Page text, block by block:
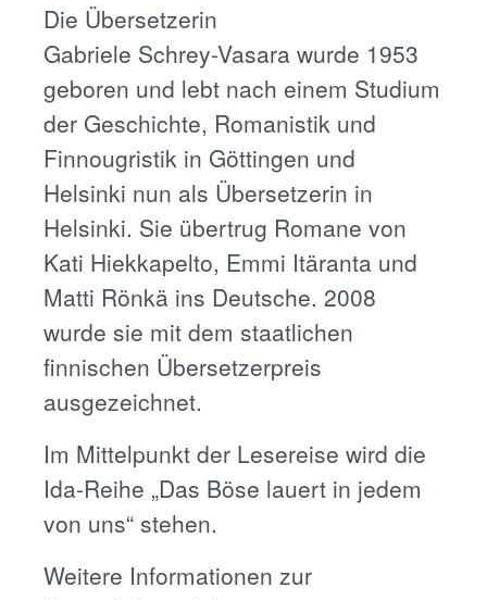
Die Übersetzerin
Gabriele Schrey-Vasara wurde 1953
geboren und lebt nach einem Studium
der Geschichte, Romanistik und
Finnougristik in Göttingen und
Helsinki nun als Übersetzerin in
Helsinki. Sie übertrug Romane von
Kati Hiekkapelto, Emmi Itäranta und
Matti Rönkä ins Deutsche. 2008
wurde sie mit dem staatlichen
finnischen Übersetzerpreis
ausgezeichnet.
Im Mittelpunkt der Lesereise wird die
Ida-Reihe „Das Böse lauert in jedem
von uns“ stehen.
Weitere Informationen zur